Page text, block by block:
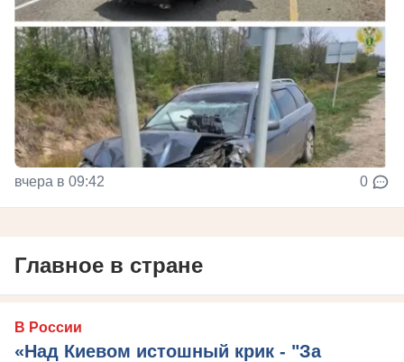
вчера в 09:42 0
Главное в стране
В России
«Над Киевом истошный крик - "За